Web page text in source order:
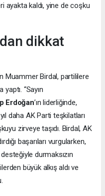
ayakta kaldı, yine de coşku
dikkat
Muammer Birdal, partililere
“Sayın
Erdoğan’ın liderliğinde,
daha AK Parti teşkilatları
zirveye taşıdı. Birdal, AK
başarıları vurgularken,
durmaksızın
büyük alkış aldı ve